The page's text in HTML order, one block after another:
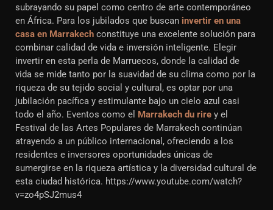
subrayando su papel como centro de arte contemporáneo
en África. Para los jubilados que buscan invertir en una
casa en Marrakech constituye una excelente solución para
combinar calidad de vida e inversión inteligente. Elegir
invertir en esta perla de Marruecos, donde la calidad de
vida se mide tanto por la suavidad de su clima como por la
riqueza de su tejido social y cultural, es optar por una
jubilación pacífica y estimulante bajo un cielo azul casi
todo el año. Eventos como el Marrakech du rire y el
Festival de las Artes Populares de Marrakech continúan
atrayendo a un público internacional, ofreciendo a los
residentes e inversores oportunidades únicas de
sumergirse en la riqueza artística y la diversidad cultural de
esta ciudad histórica. https://www.youtube.com/watch?
v=zo4pSJ2mus4